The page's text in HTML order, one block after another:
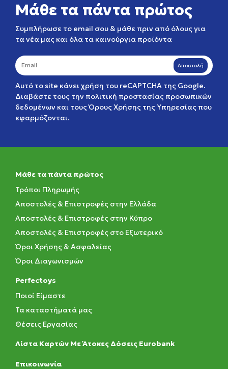
Μάθε τα πάντα πρώτος
Συμπλήρωσε το email σου & μάθε πριν από όλους για
τα νέα μας και όλα τα καινούργια προϊόντα
Αποστολή
Αυτό το site κάνει χρήση του reCAPTCHA της Google.
Διαβάστε τους την πολιτική προστασίας προσωπικών
δεδομένων και τουςΌρους Χρήσης της Υπηρεσίας που
εφαρμόζονται.
Μάθε τα πάντα πρώτος
Τρόποι Πληρωμής
Αποστολές & Επιστροφές στην Ελλάδα
Αποστολές & Επιστροφές στην Κύπρο
Αποστολές & Επιστροφές στο Εξωτερικό
Όροι Χρήσης & Ασφαλείας
Όροι Διαγωνισμών
Perfectoys
Ποιοί Είμαστε
Τα καταστήματά μας
Θέσεις Εργασίας
Λίστα Καρτών Με Άτοκες Δόσεις Eurobank
Eπικοινωνία